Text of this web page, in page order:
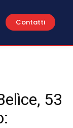
Contatti
53